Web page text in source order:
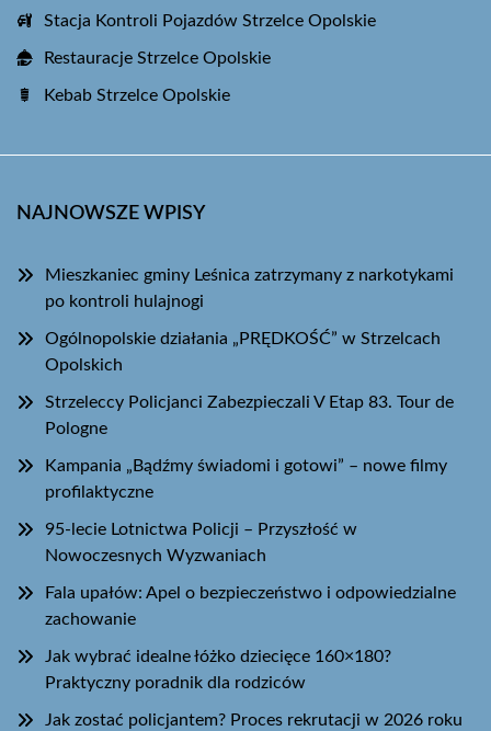
Stacja Kontroli Pojazdów Strzelce Opolskie
Restauracje Strzelce Opolskie
Kebab Strzelce Opolskie
NAJNOWSZE WPISY
Mieszkaniec gminy Leśnica zatrzymany z narkotykami
po kontroli hulajnogi
Ogólnopolskie działania „PRĘDKOŚĆ” w Strzelcach
Opolskich
Strzeleccy Policjanci Zabezpieczali V Etap 83. Tour de
Pologne
Kampania „Bądźmy świadomi i gotowi” – nowe filmy
profilaktyczne
95-lecie Lotnictwa Policji – Przyszłość w
Nowoczesnych Wyzwaniach
Fala upałów: Apel o bezpieczeństwo i odpowiedzialne
zachowanie
Jak wybrać idealne łóżko dziecięce 160×180?
Praktyczny poradnik dla rodziców
Jak zostać policjantem? Proces rekrutacji w 2026 roku